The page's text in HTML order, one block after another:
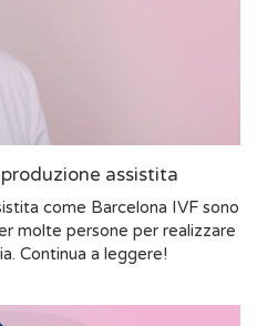
assistita
come Barcelona IVF sono
molte persone per realizzare
Continua a leggere!